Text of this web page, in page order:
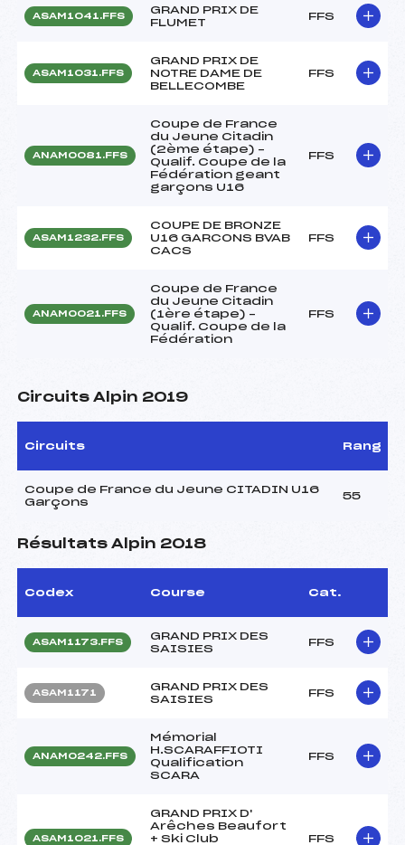
ASAM1041.FFS
GRAND PRIX DE
FLUMET
FFS
ASAM1031.FFS
GRAND PRIX DE
NOTRE DAME DE
BELLECOMBE
FFS
ANAM0081.FFS
Coupe de France
du Jeune Citadin
(2ème étape) –
Qualif. Coupe de la
Fédération geant
garçons U16
FFS
ASAM1232.FFS
COUPE DE BRONZE
U16 GARCONS BVAB
CACS
FFS
ANAM0021.FFS
Coupe de France
du Jeune Citadin
(1ère étape) –
Qualif. Coupe de la
Fédération
FFS
Circuits Alpin 2019
Circuits Rang
Coupe de France du Jeune CITADIN U16
Garçons
55
Résultats Alpin 2018
Codex Course Cat.
ASAM1173.FFS
GRAND PRIX DES
SAISIES
FFS
ASAM1171
GRAND PRIX DES
SAISIES
FFS
ANAM0242.FFS
Mémorial
H.SCARAFFIOTI
Qualification
SCARA
FFS
ASAM1021.FFS
GRAND PRIX D'
Arêches Beaufort
+ Ski Club
FFS